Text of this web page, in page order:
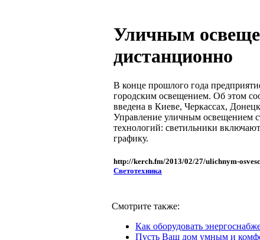
Уличным
дистанционно
В конце прошлого года
городским освещением. Об этом
введена в Киеве, Черкассах,
Управление уличным освещением
технологий: светильники
графику.
http://kerch.fm/2013/02/27/ulichnym-
Светотехника
Смотрите также:
Как оборудовать
Пусть Ваш дом умным и